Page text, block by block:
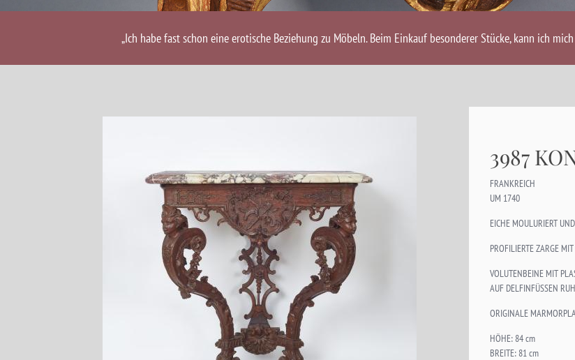
„Ich habe fast schon eine erotische Beziehung zu Möbeln. Beim Einkauf besonderer Stücke, kann ich
3987
FRANKREICH
UM 1740
EICHE MOULURIERT
PROFILIERTE ZARGE
VOLUTENBEINE MIT
AUF DELFINFÜSSEN
ORIGINALE
HÖHE: 84 cm
BREITE: 81 cm